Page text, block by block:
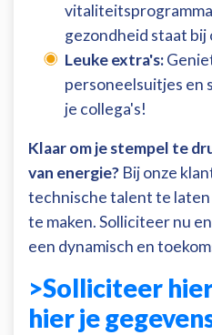
gezondheid staat bij
Leuke extra's:
personeelsuitjes en
je collega's!
Klaar om je stempel te
van energie? Bij onze
technische talent te
te maken. Solliciteer nu
een dynamisch en
>Solliciteer
hier je